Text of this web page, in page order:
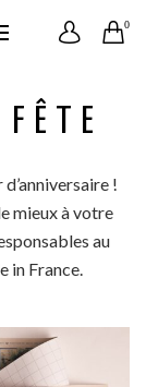
0
!
mieux à votre
au
in France.